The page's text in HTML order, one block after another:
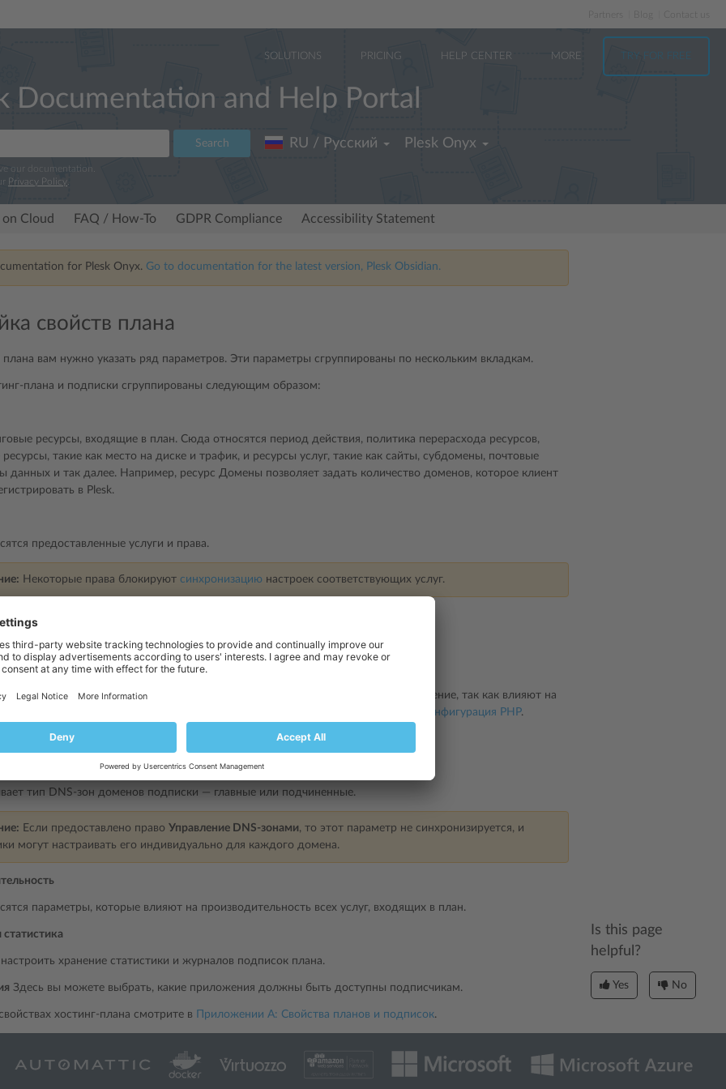
Partners
SOLUTIONS PRICING HELP CENTER MORE TRY FOR FREE
Documentation and Help Portal
Search
our documentation.
Privacy Policy
RU / Русский Plesk Onyx
on Cloud FAQ / How-To GDPR Compliance Accessibility Statement
for Plesk Onyx. Go to documentation for the latest version, Plesk Obsidian.
свойств плана
плана вам нужно указать ряд параметров. Эти параметры сгруппированы по нескольким вкладкам.
плана и подписки сгруппированы следующим образом:
ресурсы, входящие в план. Сюда относятся период действия, политика перерасхода ресурсов,
такие как место на диске и трафик, и ресурсы услуг, такие как сайты, субдомены, почтовые
данных и так далее. Например, ресурс Домены позволяет задать количество доменов, которое клиент
в Plesk.
предоставленные услуги и права.
Некоторые права блокируют синхронизацию настроек соответствующих услуг.
параметры предоставленной услуги хостинга.
PHP
индивидуальные настройки PHP. Настройки PHP имеют очень важное значение, так как влияют на
Конфигурация PHP.
параметры предоставленной услуги почты.
тип DNS-зон доменов подписки ― главные или подчиненные.
Если предоставлено право Управление DNS-зонами, то этот параметр не синхронизируется, и
могут настраивать его индивидуально для каждого домена.
параметры, которые влияют на производительность всех услуг, входящих в план.
настроить хранение статистики и журналов подписок плана.
Здесь вы можете выбрать, какие приложения должны быть доступны подписчикам.
хостинг-плана смотрите в Приложении A: Свойства планов и подписок.
Is this page
helpful?
Yes No